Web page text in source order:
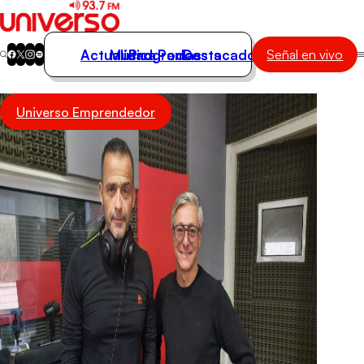
Actualidad
Música
Programas
Podcasts
Destacados
Actualidad
Música
Programas
Podcasts
Destacados Señal en vivo
Universo Emprendedor